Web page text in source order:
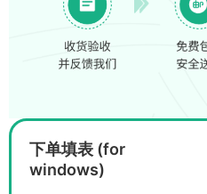
下单填表 (for
windows)